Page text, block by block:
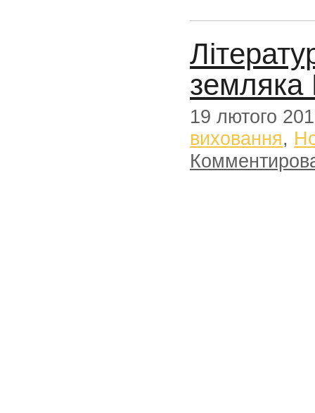
земляка
19 лютого
виховання,